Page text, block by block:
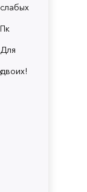
слабых
Пк
Для
двоих!